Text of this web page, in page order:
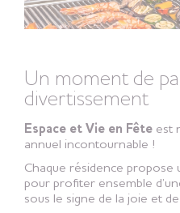
Un moment de
divertissement
Espace et Vie en Fête est
annuel incontournable !
Chaque résidence propose
pour profiter ensemble
sous le signe de la joie et